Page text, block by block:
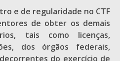
e de regularidade no CTF
de obter os demais
tais como licenças,
dos órgãos federais,
do exercício de